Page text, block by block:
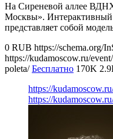
На Сиреневой аллее
Москвы». Интерактивный
представляет собой
0 RUB https://schema.org/
https://kudamoscow.ru/
poleta/ Бесплатно 170K
https://
https://